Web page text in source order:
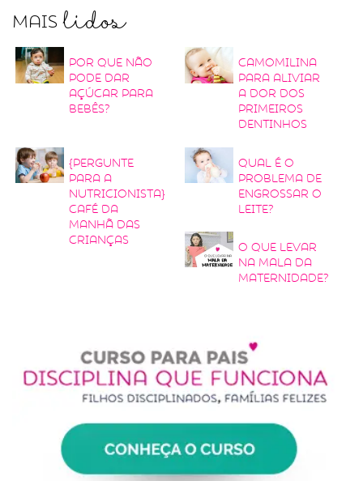
Maislidos
Por que não
pode dar
açúcar para
bebês?
Camomilina
para aliviar
a dor dos
primeiros
dentinhos
{Pergunte
para a
nutricionista}
Café da
manhã das
crianças
Qual é o
problema de
engrossar o
leite?
O que levar
na mala da
maternidade?